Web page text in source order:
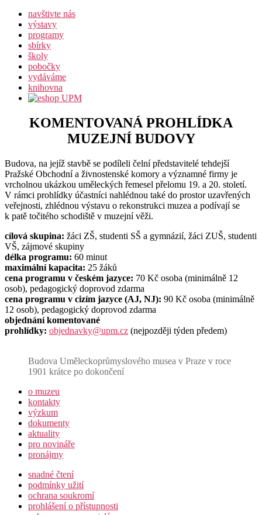
navštivte nás
výstavy
programy
sbírky
školy
pobočky
vydáváme
knihovna
KOMENTOVANÁ PROHLÍDKA
MUZEJNÍ BUDOVY
Budova, na jejíž stavbě se podíleli čelní představitelé tehdejší
Pražské Obchodní a živnostenské komory a významné firmy je
vrcholnou ukázkou uměleckých řemesel přelomu 19. a 20. století.
V rámci prohlídky účastníci nahlédnou také do prostor uzavřených
veřejnosti, zhlédnou výstavu o rekonstrukci muzea a podívají se
k patě točitého schodiště v muzejní věži.
cílová skupina: žáci ZŠ, studenti SŠ a gymnázií, žáci ZUŠ, studenti
VŠ, zájmové skupiny
délka programu: 60 minut
maximální kapacita: 25 žáků
cena programu v českém jazyce: 70 Kč osoba (minimálně 12
osob), pedagogický doprovod zdarma
cena programu v cizím jazyce (AJ, NJ): 90 Kč osoba (minimálně
12 osob), pedagogický doprovod zdarma
objednání komentované
prohlídky: objednavky@upm.cz (nejpozději týden předem)
Budova Uměleckoprůmyslového musea v Praze v roce
1901 krátce po dokončení
o muzeu
kontakty
výzkum
dokumenty
aktuality
pro novináře
pronájmy
snadné čtení
podmínky užití
ochrana soukromí
prohlášení o přístupnosti